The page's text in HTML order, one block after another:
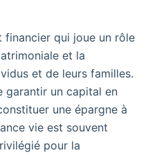
financier qui joue un rôle
et la
et de leurs familles.
garantir un capital en
une épargne à
vie est souvent
pour la